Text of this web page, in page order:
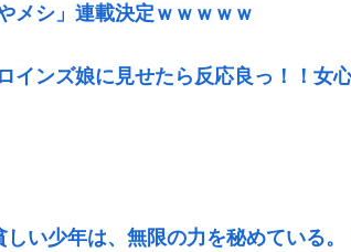
メシ」連載決定ｗｗｗｗｗ
インズ娘に見せたら反応良っ！！女
い少年は、無限の力を秘めている